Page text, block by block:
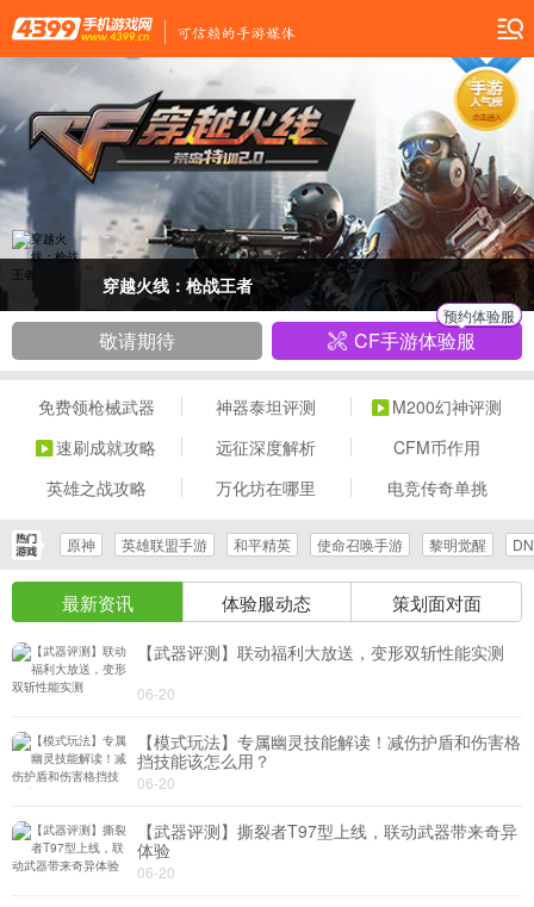
4399手机游戏网
穿越火线：枪战王者
敬请期待 CF手游体验服
预约体验服
免费领枪械武器 神器泰坦评测
M200幻神评测
速刷成就攻略
远征深度解析
CFM币作用
英雄之战攻略
万化坊在哪里 电竞传奇单挑
原神 英雄联盟手游 和平精英 使命召唤手游 黎明觉醒
最新资讯 体验服动态 策划面对面
【武器评测】联动福利大放送，变形双斩性能实测
06-20
【模式玩法】专属幽灵技能解读！减伤护盾和伤害格
挡技能该怎么用？
06-20
【武器评测】撕裂者T97型上线，联动武器带来奇异
体验
06-20